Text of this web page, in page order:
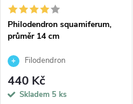
Philodendron squamiferum,
průměr 14 cm
Filodendron
440 Kč
Skladem 5 ks